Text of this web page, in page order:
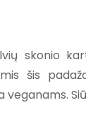
skonio
šis